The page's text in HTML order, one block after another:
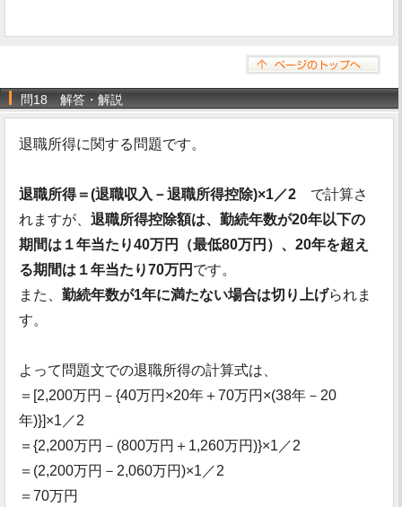
問18 解答・解説
退職所得に関する問題です。
退職所得＝(退職収入－退職所得控除)×1／2 で計算さ
れますが、 退職所得控除額は、勤続年数が20年以下の
期間は１年当たり40万円（最低80万円）、20年を超え
る期間は１年当たり70万円 です。
また、 勤続年数が1年に満たない場合は切り上げられま
す。
よって問題文での退職所得の計算式は、
＝[2,200万円－{40万円×20年＋70万円×(38年－20
年)}]×1／2
＝{2,200万円－(800万円＋1,260万円)}×1／2
＝(2,200万円－2,060万円)×1／2
＝70万円